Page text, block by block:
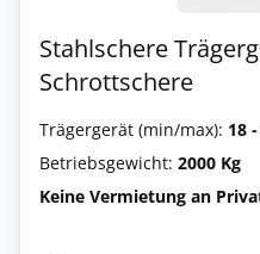
Stahlschere
Schrottschere
Trägergerät (min/max): 18
Betriebsgewicht: 2000 Kg
Keine Vermietung an